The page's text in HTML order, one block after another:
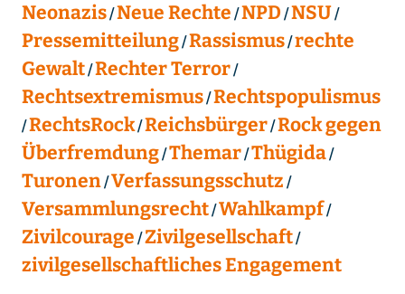
Neonazis Neue Rechte NPD NSU
Pressemitteilung Rassismus rechte
Gewalt Rechter Terror
Rechtsextremismus Rechtspopulismus
RechtsRock Reichsbürger Rock gegen
Überfremdung Themar Thügida
Turonen Verfassungsschutz
Versammlungsrecht Wahlkampf
Zivilcourage Zivilgesellschaft
zivilgesellschaftliches Engagement